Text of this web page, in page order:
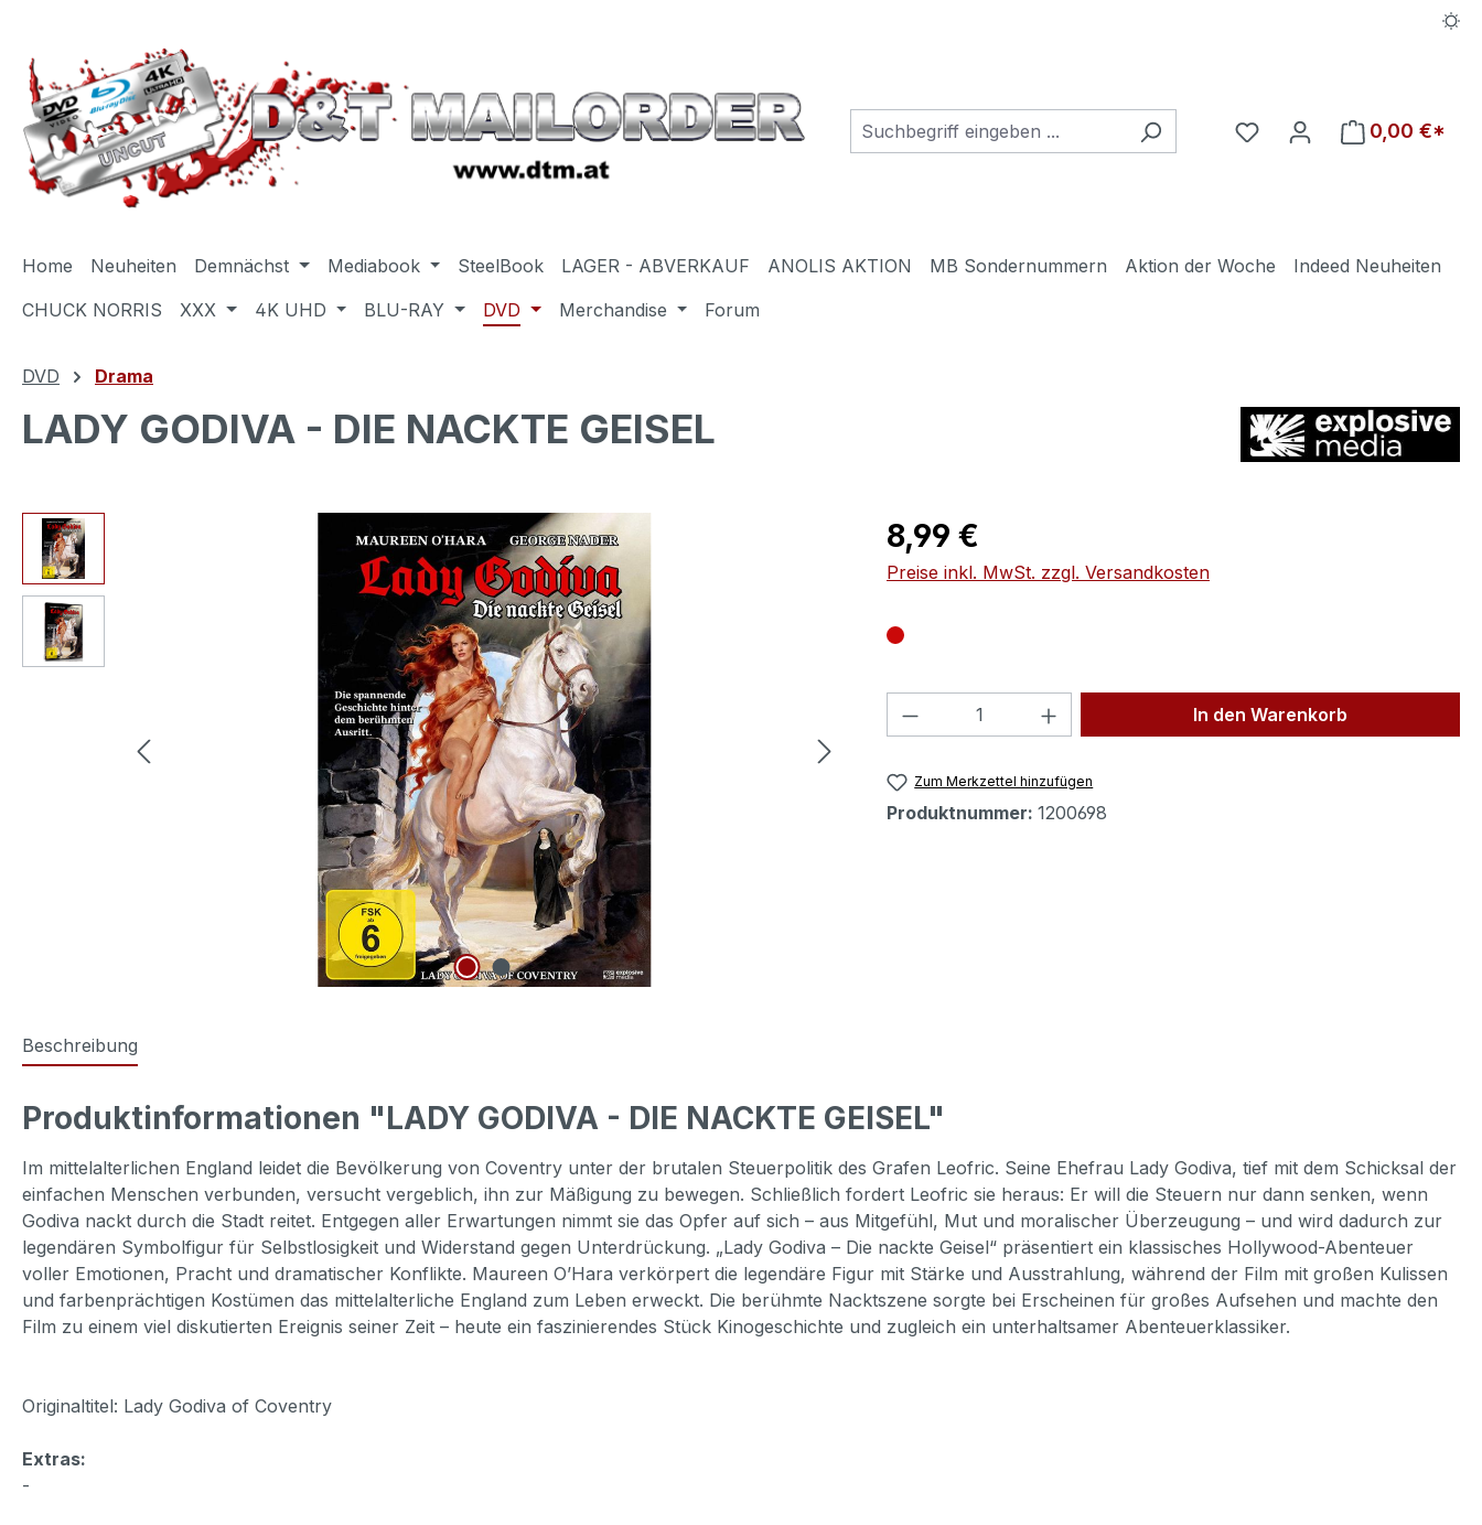
Du hast 0 Produkte auf
0,00 €*
Home Neuheiten Demnächst Mediabook SteelBook LAGER - ABVERKAUF ANOLIS AKTION MB Sondernummern Aktion der Woche
Indeed Neuheiten
CHUCK NORRIS
XXX 4K UHD BLU-RAY DVD Merchandise Forum
DVD Drama
LADY GODIVA - DIE NACKTE GEISEL
Bildergalerie überspringen Regulärer Preis:
8,99 €
Preise inkl. MwSt. zzgl. Versandkosten
Produkt Anzahl: Gib den gewünschten Wert
In den Warenkorb
Zum Merkzettel hinzufügen
Produktnummer: 1200698
Beschreibung
Produktinformationen "LADY GODIVA - DIE NACKTE GEISEL"
Im mittelalterlichen England leidet die Bevölkerung von Coventry unter der brutalen Steuerpolitik des Grafen Leofric. Seine Ehefrau Lady Godiva, tief mit dem Schicksal der
einfachen Menschen verbunden, versucht vergeblich, ihn zur Mäßigung zu bewegen. Schließlich fordert Leofric sie heraus: Er will die Steuern nur dann senken, wenn
Godiva nackt durch die Stadt reitet. Entgegen aller Erwartungen nimmt sie das Opfer auf sich – aus Mitgefühl, Mut und moralischer Überzeugung – und wird dadurch zur
legendären Symbolfigur für Selbstlosigkeit und Widerstand gegen Unterdrückung. „Lady Godiva – Die nackte Geisel“ präsentiert ein klassisches Hollywood-Abenteuer
voller Emotionen, Pracht und dramatischer Konflikte. Maureen O’Hara verkörpert die legendäre Figur mit Stärke und Ausstrahlung, während der Film mit großen Kulissen
und farbenprächtigen Kostümen das mittelalterliche England zum Leben erweckt. Die berühmte Nacktszene sorgte bei Erscheinen für großes Aufsehen und machte den
Film zu einem viel diskutierten Ereignis seiner Zeit – heute ein faszinierendes Stück Kinogeschichte und zugleich ein unterhaltsamer Abenteuerklassiker.
Originaltitel: Lady Godiva of Coventry
Extras:
-